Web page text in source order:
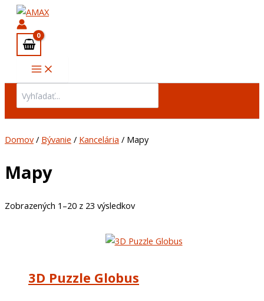
Preskočiť
obsah
for:
Domov/ Bývanie / Kancelária / Mapy
Mapy
Zobrazených 1–20 z 23 výsledkov
3D Puzzle Globus